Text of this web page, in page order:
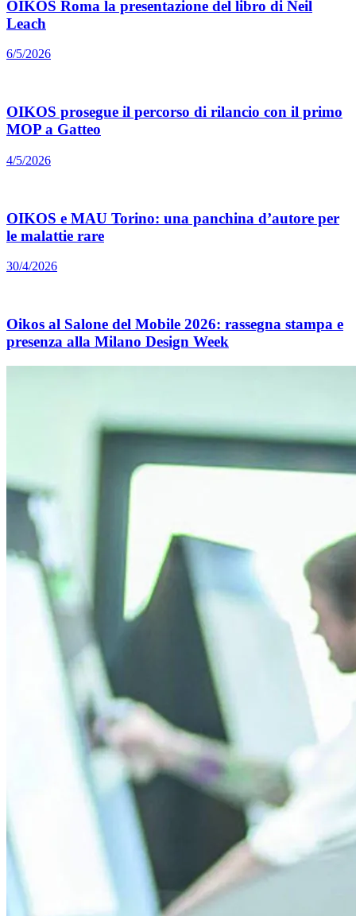
OIKOS Roma la presentazione del libro di Neil
Leach
6/5/2026
OIKOS prosegue il percorso di rilancio con il primo
MOP a Gatteo
4/5/2026
OIKOS e MAU Torino: una panchina d’autore per
le malattie rare
30/4/2026
Oikos al Salone del Mobile 2026: rassegna stampa e
presenza alla Milano Design Week